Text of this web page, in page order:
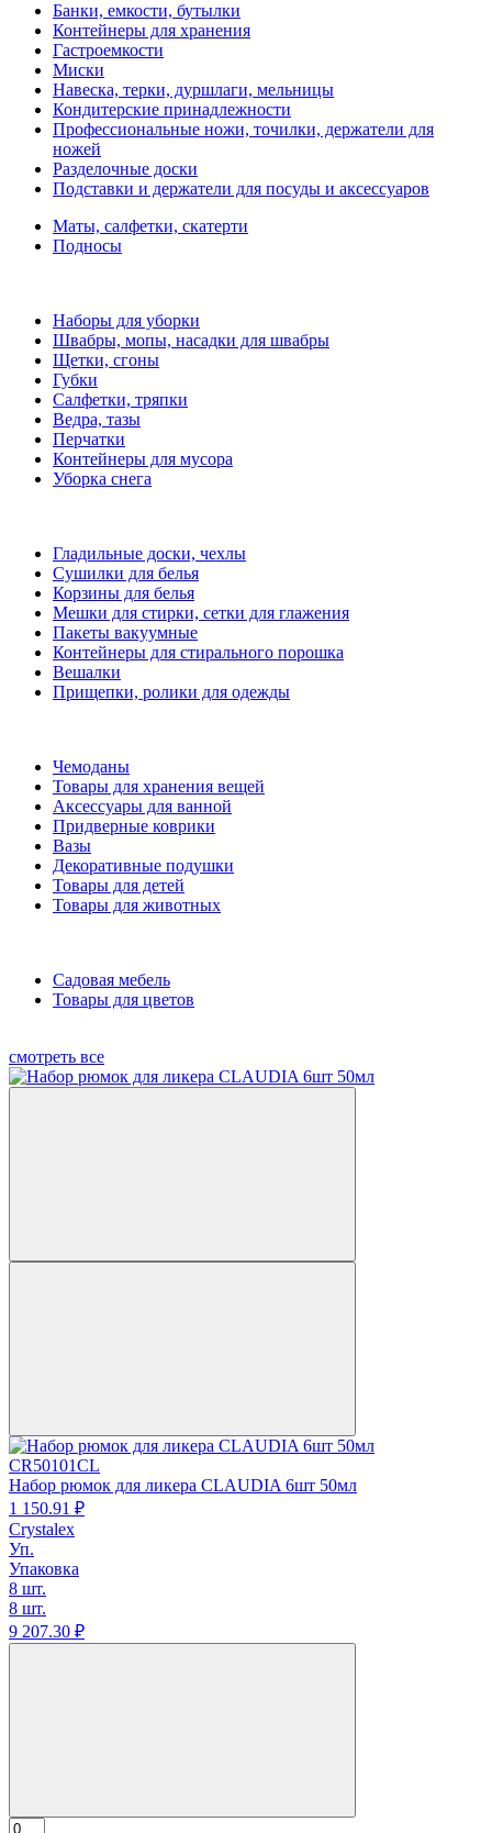
Банки, емкости, бутылки
Контейнеры для хранения
Гастроемкости
Миски
Навеска, терки, дуршлаги, мельницы
Кондитерские принадлежности
Профессиональные ножи, точилки, держатели для
ножей
Разделочные доски
Подставки и держатели для посуды и аксессуаров
Маты, салфетки, скатерти
Подносы
Наборы для уборки
Швабры, мопы, насадки для швабры
Щетки, сгоны
Губки
Салфетки, тряпки
Ведра, тазы
Перчатки
Контейнеры для мусора
Уборка снега
Гладильные доски, чехлы
Сушилки для белья
Корзины для белья
Мешки для стирки, сетки для глажения
Пакеты вакуумные
Контейнеры для стирального порошка
Вешалки
Прищепки, ролики для одежды
Чемоданы
Товары для хранения вещей
Аксессуары для ванной
Придверные коврики
Вазы
Декоративные подушки
Товары для детей
Товары для животных
Садовая мебель
Товары для цветов
смотреть все
CR50101CL
Набор рюмок для ликера CLAUDIA 6шт 50мл
1 150.91 ₽
Crystalex
Уп.
Упаковка
8 шт.
8 шт.
9 207.30 ₽